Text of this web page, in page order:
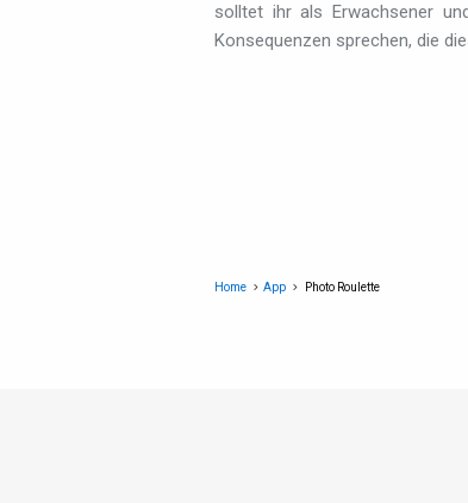
solltet ihr als Erwachsener
Konsequenzen sprechen, die
Home App Photo Roulette